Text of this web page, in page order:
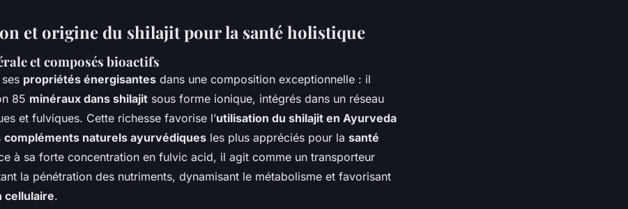
et origine du shilajit pour la santé holistique
et composés bioactifs
propriétés énergisantes dans une composition exceptionnelle : il
85 minéraux dans shilajit sous forme ionique, intégrés dans un réseau
et fulviques. Cette richesse favorise l’utilisation du shilajit en Ayurveda
compléments naturels ayurvédiques les plus appréciés pour la santé
à sa forte concentration en fulvic acid, il agit comme un transporteur
la pénétration des nutriments, dynamisant le métabolisme et favorisant
cellulaire.